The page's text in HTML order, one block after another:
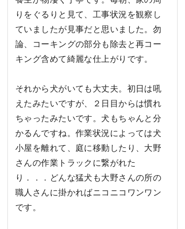
りをぐるりと見て、工事状況を観察し
ていましたが見事だと思いました。勿
論、コーキングの部分も除去と再コー
キング含めて綺麗な仕上がりです。
それから犬がいても大丈夫。初日は吼
えたみたいですが、２日目からは慣れ
ちゃったみたいです。犬もちゃんと分
かるんですね。作業状況によっては犬
小屋を離れて、庭に移動したり、大野
さんの作業トラックに繋がれた
り．．．どんな猛犬も大野さんの所の
職人さんに掛かればニコニコワンワン
です。